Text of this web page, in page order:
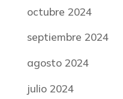
octubre 2024
septiembre 2024
agosto 2024
julio 2024